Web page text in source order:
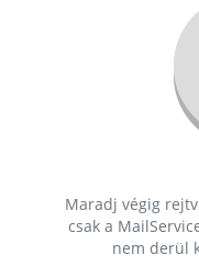
Maradj végig
csak a
nem derül